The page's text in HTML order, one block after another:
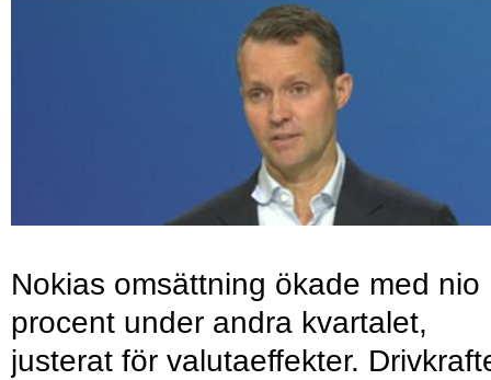
Nokias omsättning ökade med nio
procent under andra kvartalet,
justerat för valutaeffekter.